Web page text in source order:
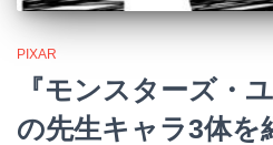
PIXAR
『モンスターズ・
の先生キャラ3体を